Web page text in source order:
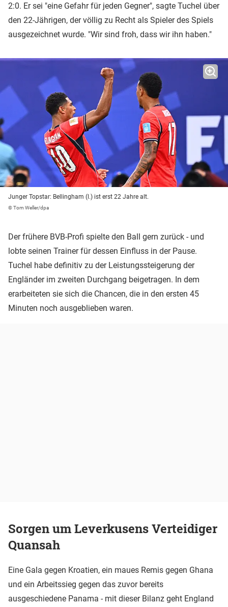
2:0. Er sei "eine Gefahr für jeden Gegner", sagte Tuchel über
den 22-Jährigen, der völlig zu Recht als Spieler des Spiels
ausgezeichnet wurde. "Wir sind froh, dass wir ihn haben."
Junger Topstar: Bellingham (l.) ist erst 22 Jahre alt.
© Tom Weller/dpa
Der frühere BVB-Profi spielte den Ball gern zurück - und
lobte seinen Trainer für dessen Einfluss in der Pause.
Tuchel habe definitiv zu der Leistungssteigerung der
Engländer im zweiten Durchgang beigetragen. In dem
erarbeiteten sie sich die Chancen, die in den ersten 45
Minuten noch ausgeblieben waren.
Sorgen um Leverkusens Verteidiger
Quansah
Eine Gala gegen Kroatien, ein maues Remis gegen Ghana
und ein Arbeitssieg gegen das zuvor bereits
ausgeschiedene Panama - mit dieser Bilanz geht England